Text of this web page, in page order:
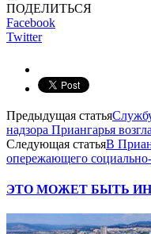
ПОДЕЛИТЬСЯ
Facebook
Twitter
Предыдущая статья
надзора Приангарья
Следующая статьяВ
опережающего
ЭТО МОЖЕТ БЫТЬ